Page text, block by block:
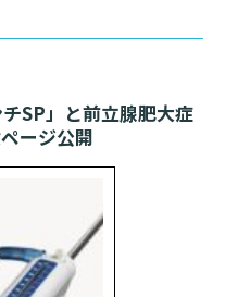
いて（オプトアウト）
問
SP」と前立腺肥大症
ージ公開